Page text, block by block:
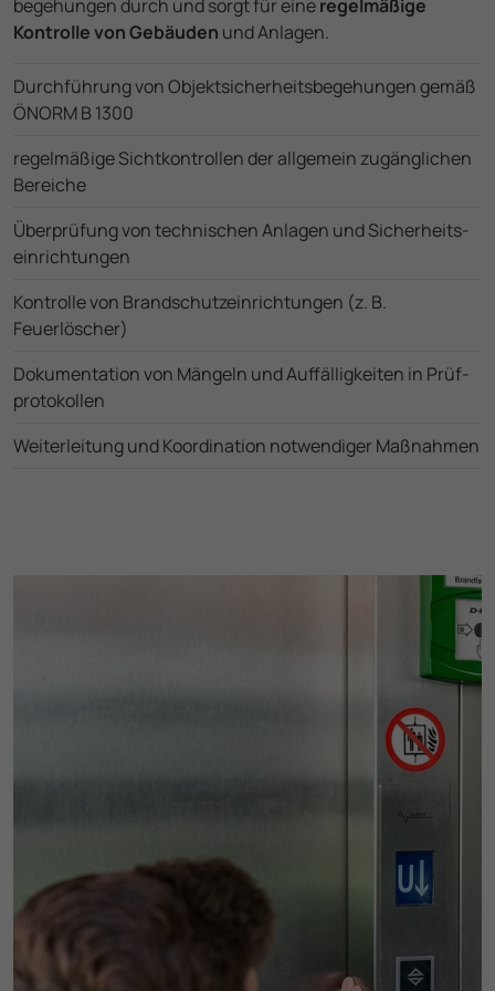
begehungen durch und sorgt für eineregelmäßige
Kontrolle von Gebäuden und Anlagen.
Durch­führung von Objekt­sicherheits­begehungen gemäß
ÖNORM B 1300
regelmäßige Sicht­kontrollen der allgemein zugänglichen
Bereiche
Überprüfung von technischen Anlagen und Sicherheits­
einrichtungen
Kontrolle von Brandschutz­einrichtungen (z. B.
Feuerlöscher)
Dokumen­tation von Mängeln und Auffällig­keiten in Prüf­
protokollen
Weiter­leitung und Koordination notwendiger Maßnahmen